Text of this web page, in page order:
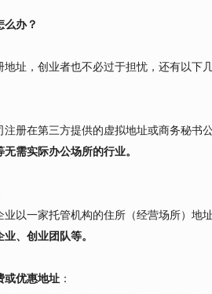
办？
址，创业者也不必过于担忧，还有以下
册在第三方提供的虚拟地址或商务秘书
需实际办公场所的行业。
以一家托管机构的住所（经营场所）地
、创业团队等。
或优惠地址 ：